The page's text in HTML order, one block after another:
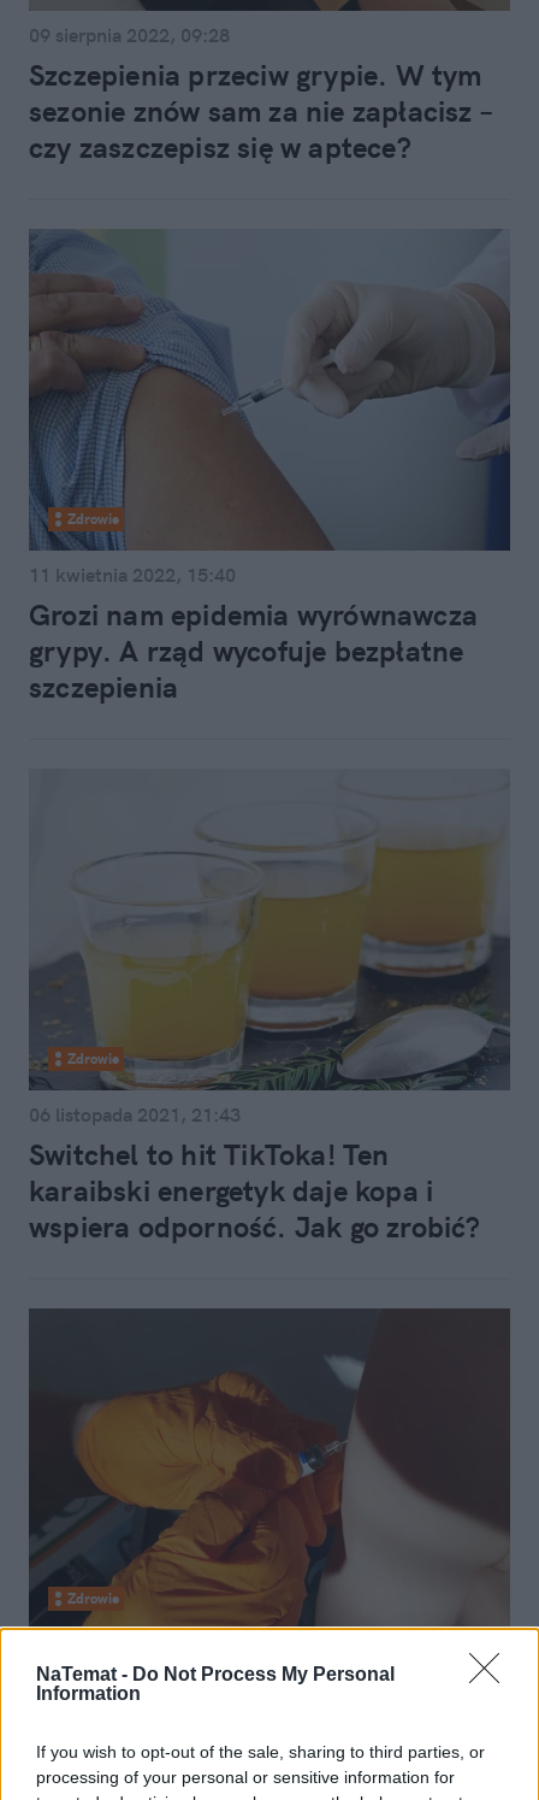
NaTemat - Do Not Process My Personal
Information
If you wish to opt-out of the sale, sharing to third parties, or
processing of your personal or sensitive information for
09 sierpnia 2022, 09:28
Szczepienia przeciw grypie. W tym
sezonie znów sam za nie zapłacisz –
czy zaszczepisz się w aptece?
Zdrowie
11 kwietnia 2022, 15:40
Grozi nam epidemia wyrównawcza
grypy. A rząd wycofuje bezpłatne
szczepienia
Zdrowie
06 listopada 2021, 21:43
Switchel to hit TikToka! Ten
karaibski energetyk daje kopa i
wspiera odporność. Jak go zrobić?
Zdrowie
Przygotuj się na sezon grypowy. Jak
zaskoczą nas ceny?